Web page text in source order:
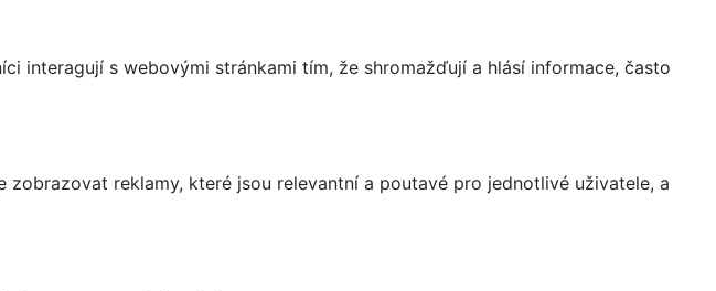
interagují s webovými stránkami tím, že shromažďují a hlásí informace, často
reklamy, které jsou relevantní a poutavé pro jednotlivé uživatele, a